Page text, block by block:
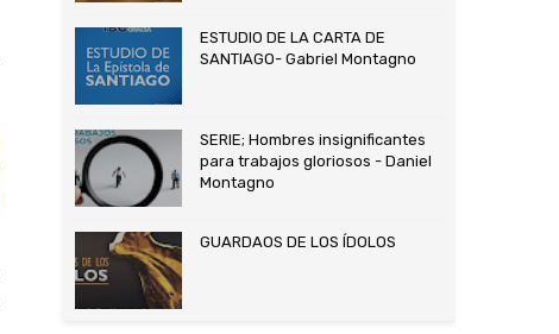
ESTUDIO DE LA CARTA DE
SANTIAGO- Gabriel Montagno
SERIE; Hombres insignificantes
para trabajos gloriosos - Daniel
Montagno
GUARDAOS DE LOS ÍDOLOS